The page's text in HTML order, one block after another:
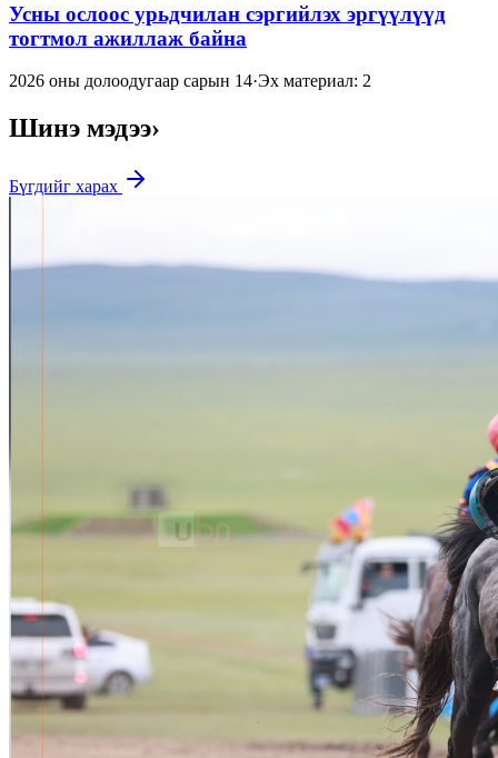
Усны ослоос урьдчилан сэргийлэх эргүүлүүд
тогтмол ажиллаж байна
2026 оны долоодугаар сарын 14·Эх материал: 2
Шинэ мэдээ›
Бүгдийг харах